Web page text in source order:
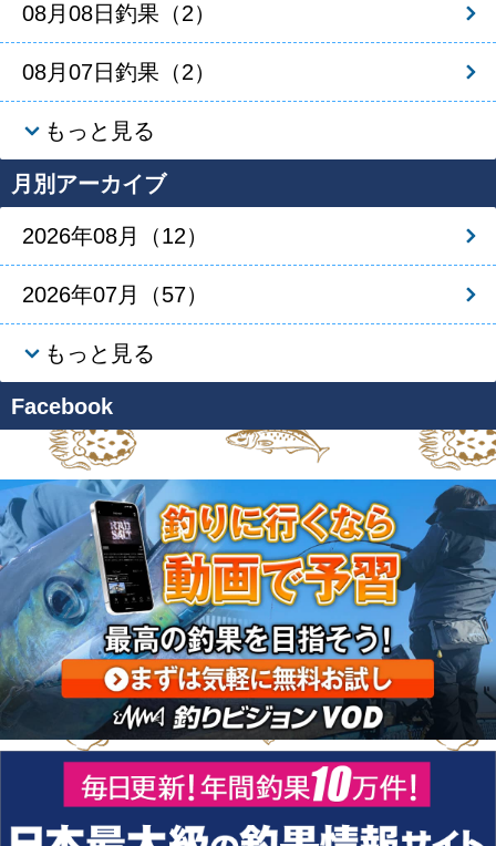
08月08日釣果（2）
08月07日釣果（2）
もっと見る
月別アーカイブ
2026年08月（12）
2026年07月（57）
もっと見る
Facebook